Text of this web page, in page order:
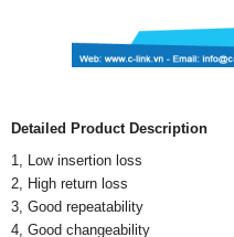
Detailed Product Description
1, Low insertion loss
2, High return loss
3, Good repeatability
4, Good changeability